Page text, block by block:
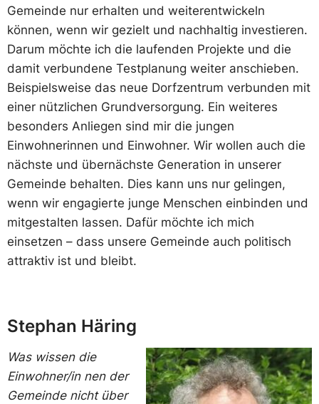
Gemeinde nur erhalten und weiterentwickeln
können, wenn wir gezielt und nachhaltig investieren.
Darum möchte ich die laufenden Projekte und die
damit verbundene Testplanung weiter anschieben.
Beispielsweise das neue Dorfzentrum verbunden mit
einer nützlichen Grundversorgung. Ein weiteres
besonders Anliegen sind mir die jungen
Einwohnerinnen und Einwohner. Wir wollen auch die
nächste und übernächste Generation in unserer
Gemeinde behalten. Dies kann uns nur gelingen,
wenn wir engagierte junge Menschen einbinden und
mitgestalten lassen. Dafür möchte ich mich
einsetzen – dass unsere Gemeinde auch politisch
attraktiv ist und bleibt.
Stephan Häring
Was wissen die
Einwohner/in nen der
Gemeinde nicht über